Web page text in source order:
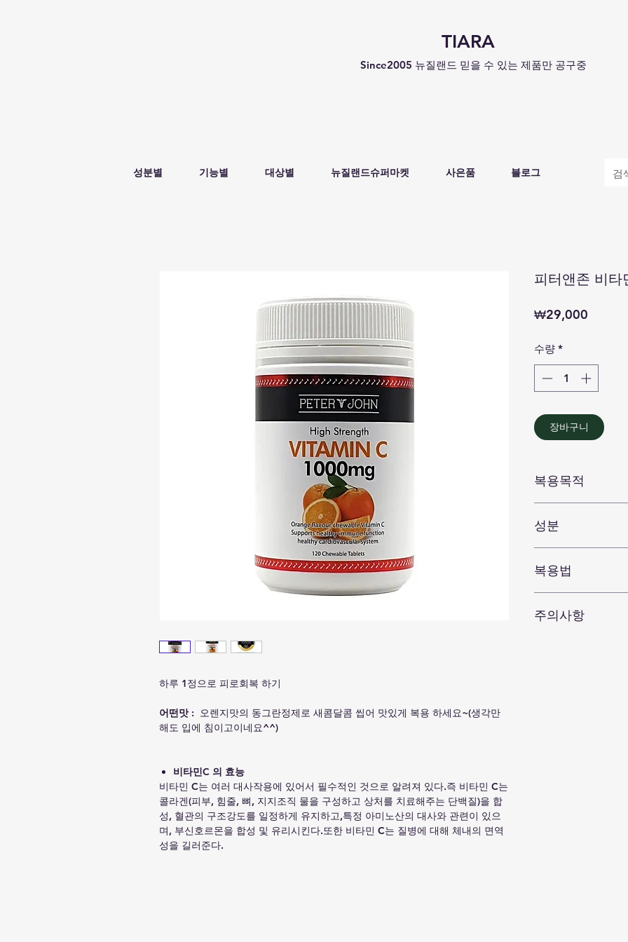
TIARA
Since2005 뉴질랜드 믿을 수 있는 제품만 공구중
성분별 기능별 대상별 뉴질랜드슈퍼마켓 사은품 블로그
하루 1정으로 피로회복 하기
어떤맛: 오렌지맛의 동그란정제로 새콤달콤 씹어 맛있게 복용 하세요~(생각만
해도 입에 침이고이네요^^)
비타민C 의 효능
비타민 C는 여러 대사작용에 있어서 필수적인 것으로 알려져 있다.즉 비타민 C는
콜라겐(피부, 힘줄, 뼈, 지지조직 물을 구성하고 상처를 치료해주는 단백질)을 합
성, 혈관의 구조강도를 일정하게 유지하고,특정 아미노산의 대사와 관련이 있으
며, 부신호르몬을 합성 및 유리시킨다.또한 비타민 C는 질병에 대해 체내의 면역
성을 길러준다.
피터앤존 비
₩29,000
수량 *
장바구니
복용목적
성분
Ascorbic acid
Contains Sugars.
복용법
주의사항